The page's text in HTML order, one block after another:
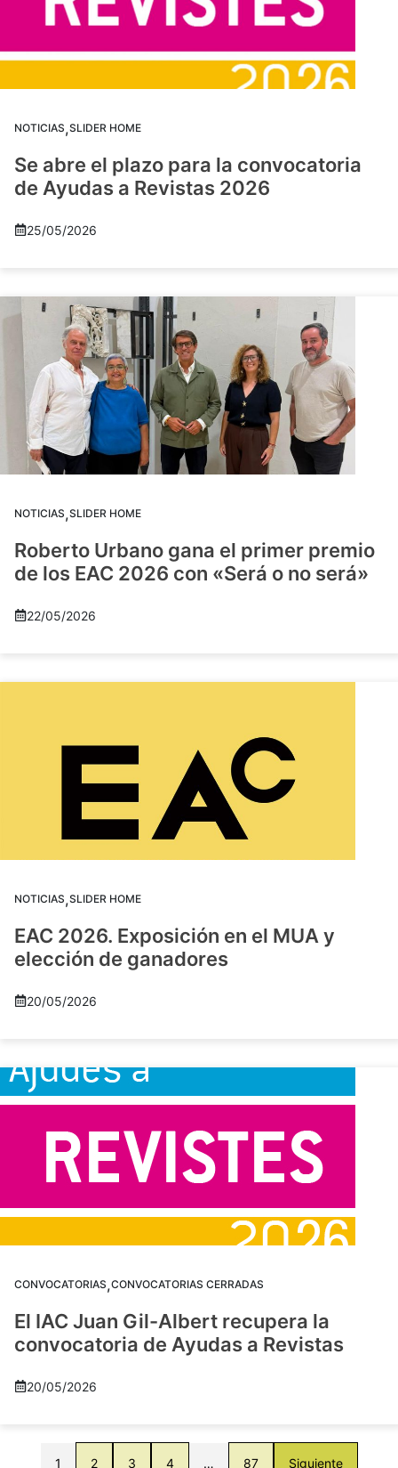
NOTICIAS,SLIDER HOME
Se abre el plazo para la convocatoria
de Ayudas a Revistas 2026
25/05/2026
NOTICIAS,SLIDER HOME
Roberto Urbano gana el primer premio
de los EAC 2026 con «Será o no será»
22/05/2026
NOTICIAS,SLIDER HOME
EAC 2026. Exposición en el MUA y
elección de ganadores
20/05/2026
CONVOCATORIAS,CONVOCATORIAS CERRADAS
El IAC Juan Gil-Albert recupera la
convocatoria de Ayudas a Revistas
20/05/2026
1 2 3 4 … 87 Siguiente